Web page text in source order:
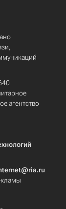
агентство